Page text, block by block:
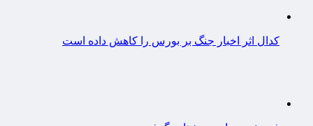
کدال اثر اخبار جنگ بر بورس را کاهش داده است